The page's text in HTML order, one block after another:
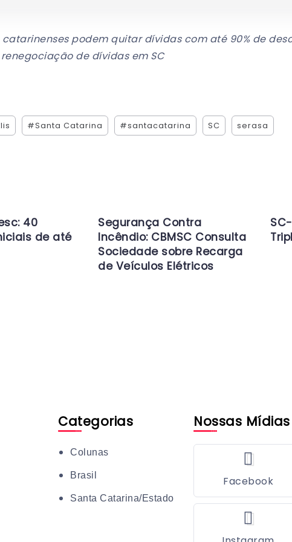
podem quitar dívidas com até 90% de
de dívidas em SC
#Santa Catarina #santacatarina SC serasa
40
de até
Segurança Contra
Incêndio: CBMSC Consulta
Sociedade sobre Recarga
de Veículos Elétricos
Categorias
Colunas
Brasil
Santa Catarina/Estado
Nossas
Facebook